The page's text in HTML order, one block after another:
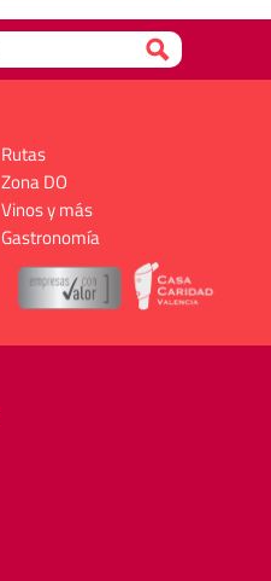
Rutas
Zona DO
Vinos y más
Gastronomía